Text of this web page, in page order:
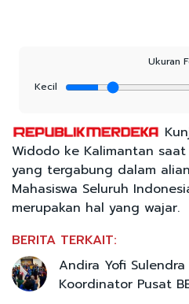
Ukuran
Kecil
Widodo ke Kalimantan
yang tergabung dalam
Mahasiswa Seluruh
merupakan hal yang wajar.
BERITA TERKAIT:
Andira Yofi
Koordinator Pusat